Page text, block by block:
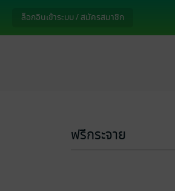
ล็อกอินเข้าระบบ / สมัครสมาชิก
ฟรีกระจาย